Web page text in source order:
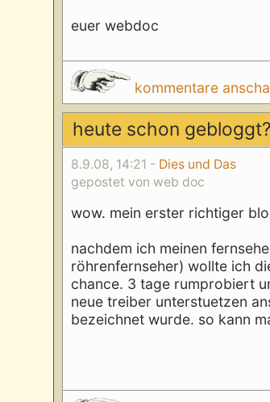
euer webdoc
kommentare
heute schon
8.9.08, 14:21 - Dies und Das
gepostet von web doc
wow. mein erster richtiger
nachdem ich meinen
röhrenfernseher) wollte ich
chance. 3 tage rumprobiert
neue treiber unterstuetzen
bezeichnet wurde. so kann